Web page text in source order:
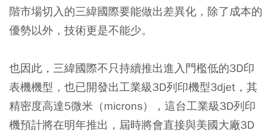
階市場切入的三緯國際要能做出差異化，除了成本的
優勢以外，技術更是不能少。
也因此，三緯國際不只持續推出進入門檻低的3D印
表機機型，也已開發出工業級3D列印機型3djet，其
精密度高達5微米（microns），這台工業級3D列印
機預計將在明年推出，屆時將會直接與美國大廠3D